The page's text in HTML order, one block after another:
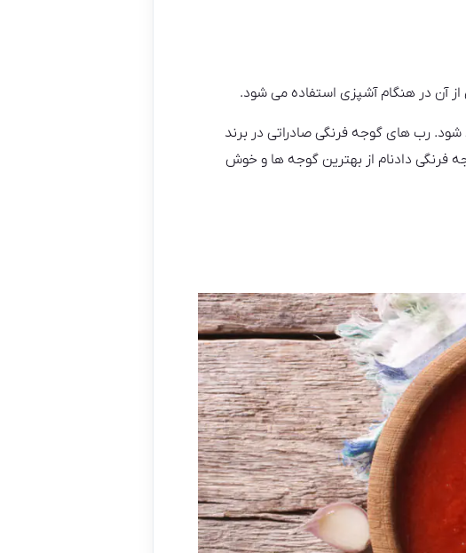
از آن در هنگام آشپزی استفاده می شود.
رب های گوجه فرنگی صادراتی در برند
فرنگی دادنام از بهترین گوجه ها و خوش